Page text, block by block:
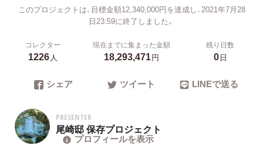
このプロジェクトは、目標金額12,340,000円を達成し、2021年7月28
日23:59に終了しました。
コレクター
1226人
現在までに集まった金額
18,293,471円
残り日数
0日
シェア ツイート LINEで送る
PRESENTER
尾崎邸 保存プロジェクト
プロフィールを表示